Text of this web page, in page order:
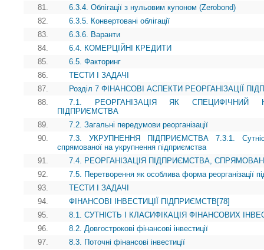
81.
6.3.4. Облігації з нульовим купоном (Zerobond)
82.
6.3.5. Конвертовані облігації
83.
6.3.6. Варанти
84.
6.4. КОМЕРЦІЙНІ КРЕДИТИ
85.
6.5. Факторинг
86.
ТЕСТИ І ЗАДАЧІ
87.
Розділ 7 ФІНАНСОВІ АСПЕКТИ РЕОРГАНІЗАЦІЇ
88.
7.1. РЕОРГАНІЗАЦІЯ ЯК СПЕЦИФІЧНИЙ
ПІДПРИЄМСТВА
89.
7.2. Загальні передумови реорганізації
90.
7.3. УКРУПНЕННЯ ПІДПРИЄМСТВА 7.3.1.
спрямованої на укрупнення підприємства
91.
7.4. РЕОРГАНІЗАЦІЯ ПІДПРИЄМСТВА,
92.
7.5. Перетворення як особлива форма реорганізації
93.
ТЕСТИ І ЗАДАЧІ
94.
ФІНАНСОВІ ІНВЕСТИЦІЇ ПІДПРИЄМСТВ[78]
95.
8.1. СУТНІСТЬ І КЛАСИФІКАЦІЯ ФІНАНСОВИХ
96.
8.2. Довгострокові фінансові інвестиції
97.
8.3. Поточні фінансові інвестиції